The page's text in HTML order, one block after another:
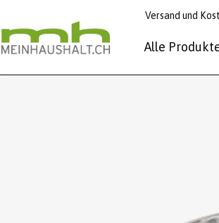
Versand und
Alle